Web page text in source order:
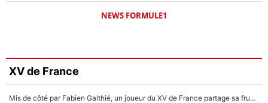
NEWS FORMULE1
XV de France
Mis de côté par Fabien Galthié, un joueur du XV de France partage sa frustration : «ils ne me l’ont pas dit tout de suite»